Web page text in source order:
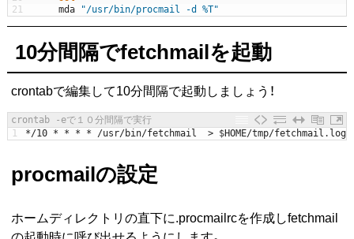
21
mda
"/usr/bin/procmail -d %T"
10分間隔でfetchmailを起動
crontabで編集して10分間隔で起動しましょう！
crontab -eで１０分間隔で実行
1
*/10 * * * * /usr/bin/fetchmail > $HOME/tmp/fetchmail . log
procmailの設定
ホームディレクトリの直下に.procmailrcを作成しfetchmail